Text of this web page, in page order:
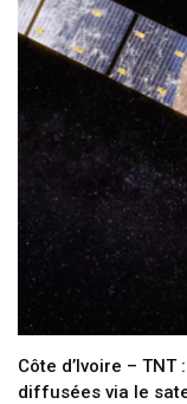
Côte d’Ivoire –
diffusées via le